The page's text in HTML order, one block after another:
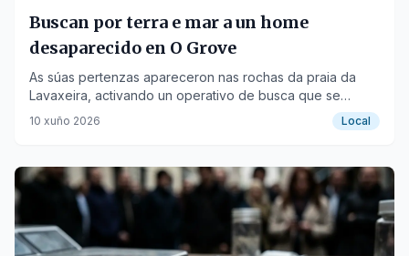
Buscan por terra e mar a un home
desaparecido en O Grove
As súas pertenzas apareceron nas rochas da praia da
Lavaxeira, activando un operativo de busca que se
reiniciou hoxe.
10 xuño 2026 Local